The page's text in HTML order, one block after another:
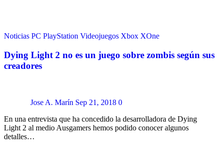
Noticias PC PlayStation Videojuegos Xbox XOne
Dying Light 2 no es un juego sobre zombis según sus
creadores
Jose A. Marín Sep 21, 2018 0
En una entrevista que ha concedido la desarrolladora de Dying
Light 2 al medio Ausgamers hemos podido conocer algunos
detalles…